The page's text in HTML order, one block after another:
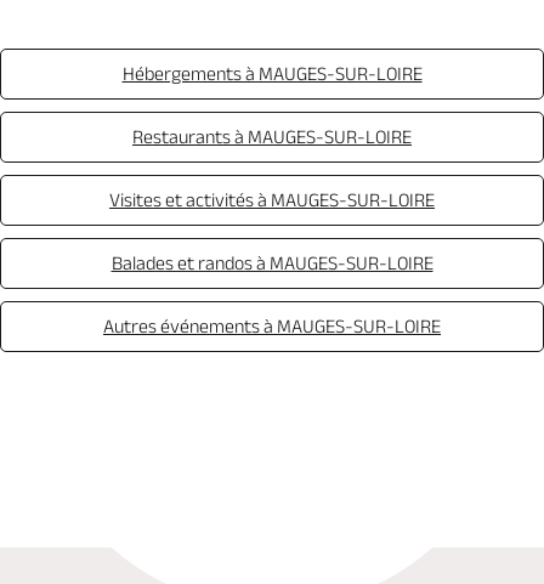
Hébergements à MAUGES-SUR-LOIRE
Restaurants à MAUGES-SUR-LOIRE
Visites et activités à MAUGES-SUR-LOIRE
Balades et randos à MAUGES-SUR-LOIRE
Autres événements à MAUGES-SUR-LOIRE